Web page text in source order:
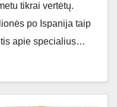
tikrai vertėtų.
po Ispanija taip
apie specialius…